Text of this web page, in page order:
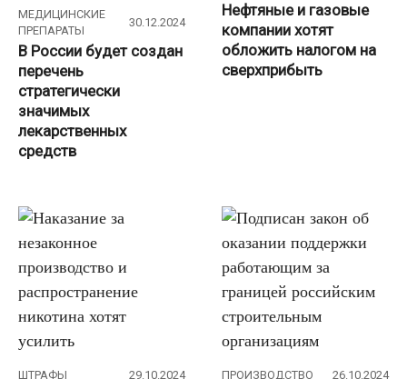
МЕДИЦИНСКИЕ
ПРЕПАРАТЫ
30.12.2024
В России будет создан
перечень
стратегически
значимых
лекарственных
средств
Нефтяные и газовые
компании хотят
обложить налогом на
сверхприбыть
ШТРАФЫ 29.10.2024 ПРОИЗВОДСТВО 26.10.2024